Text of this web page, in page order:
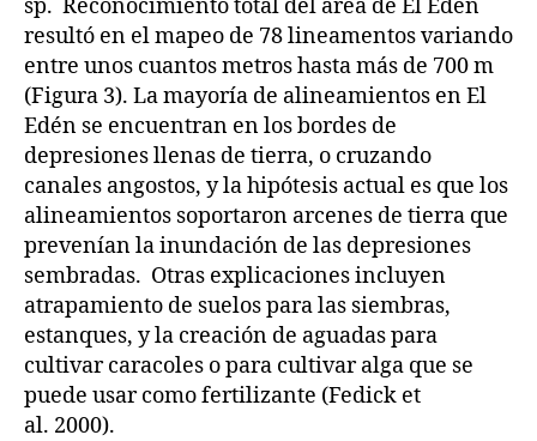
sp. Reconocimiento total del área de El Edén
resultó en el mapeo de 78 lineamentos variando
entre unos cuantos metros hasta más de 700 m
(Figura 3). La mayoría de alineamientos en El
Edén se encuentran en los bordes de
depresiones llenas de tierra, o cruzando
canales angostos, y la hipótesis actual es que los
alineamientos soportaron arcenes de tierra que
prevenían la inundación de las depresiones
sembradas. Otras explicaciones incluyen
atrapamiento de suelos para las siembras,
estanques, y la creación de aguadas para
cultivar caracoles o para cultivar alga que se
puede usar como fertilizante (Fedick et
al. 2000).